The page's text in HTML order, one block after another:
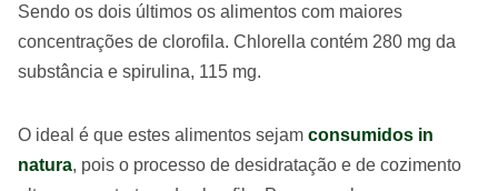
Sendo os dois últimos os alimentos com maiores
concentrações de clorofila. Chlorella contém 280 mg da
substância e spirulina, 115 mg.
O ideal é que estes alimentos sejam consumidos in
natura, pois o processo de desidratação e de cozimento